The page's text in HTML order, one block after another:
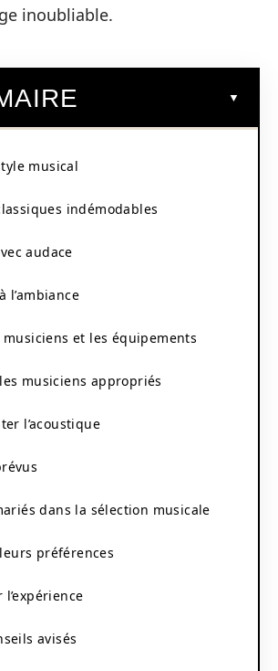
inoubliable.
musical
indémodables
audace
l’ambiance
et les équipements
musiciens appropriés
l’acoustique
dans la sélection musicale
préférences
avisés